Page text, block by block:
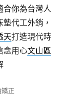
合你為台灣人
代工外銷，
天打造現代時
念用心文山區
正